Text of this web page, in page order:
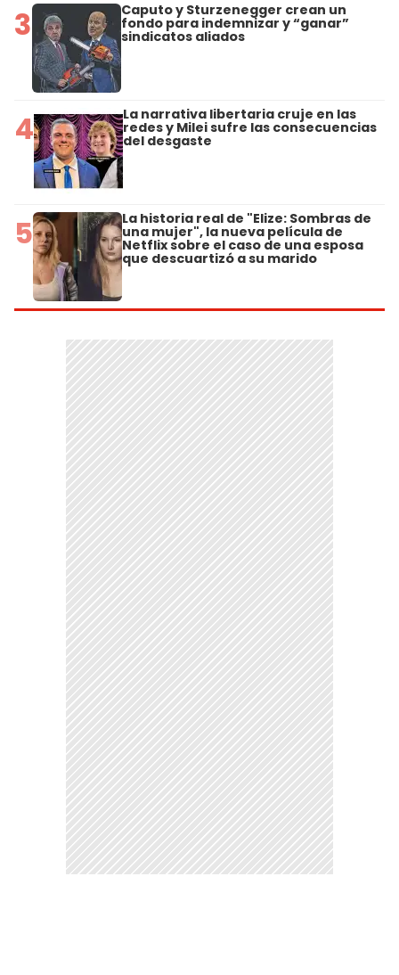
3 Caputo y Sturzenegger crean un
fondo para indemnizar y “ganar”
sindicatos aliados
4 La narrativa libertaria cruje en las
redes y Milei sufre las consecuencias
del desgaste
5 La historia real de "Elize: Sombras de
una mujer", la nueva película de
Netflix sobre el caso de una esposa
que descuartizó a su marido